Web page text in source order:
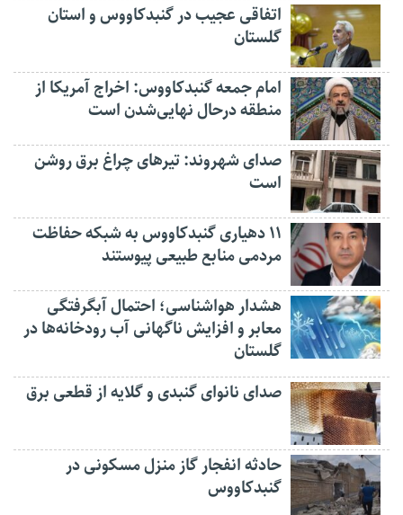
اتفاقی عجیب در‌ گنبدکاووس و استان
گلستان
امام جمعه گنبدکاووس: اخراج آمریکا از
منطقه درحال نهایی‌شدن است
صدای شهروند: تیرهای چراغ برق روشن
است
۱۱ دهیاری گنبدکاووس به شبکه حفاظت
مردمی منابع طبیعی پیوستند
هشدار هواشناسی؛ احتمال آبگرفتگی
معابر و افزایش ناگهانی آب رودخانه‌ها در
گلستان
صدای نانوای گنبدی و گلایه از قطعی برق
حادثه انفجار گاز منزل مسکونی در
گنبدکاووس